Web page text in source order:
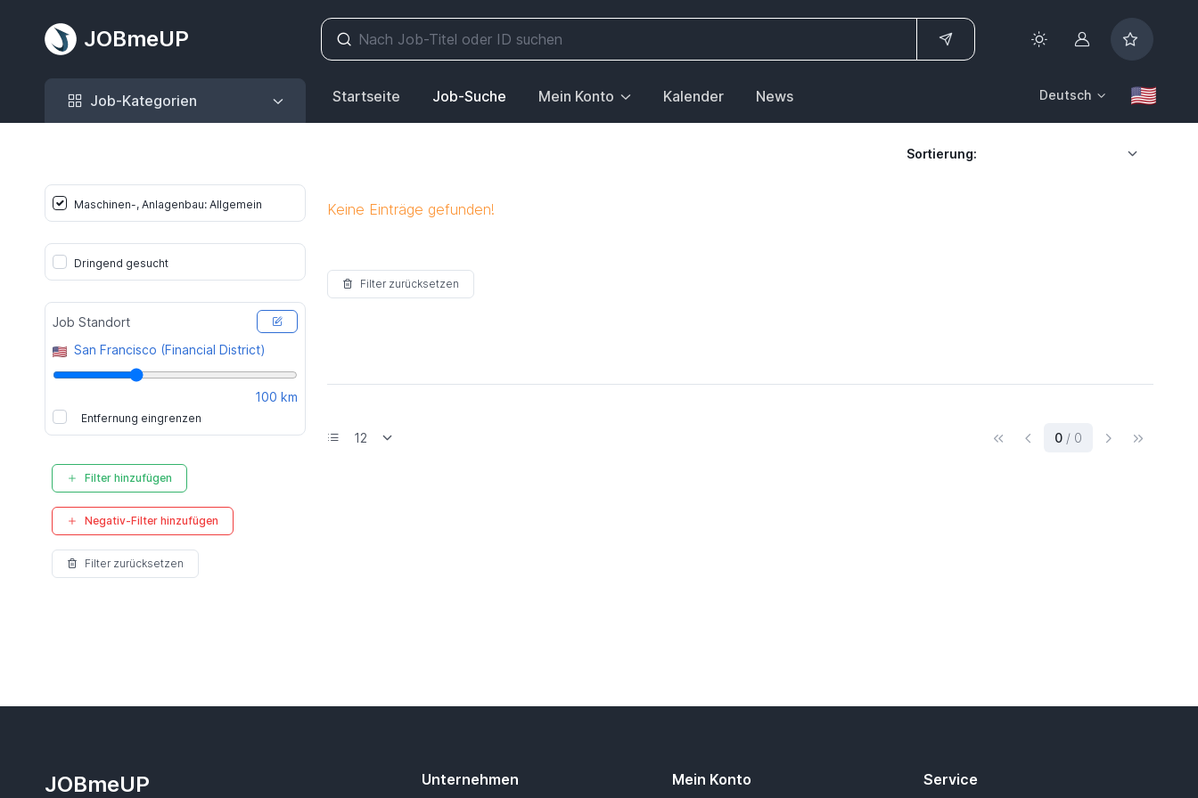
JOBmeUP Konto
Job-Kategorien
Job-Kategorien Startseite Job-Suche Mein Konto Kalender News Deutsch
Sortierung:
Maschinen-, Anlagenbau: Allgemein
Dringend gesucht
Job Standort
San Francisco (Financial District)
100 km
Entfernung eingrenzen
Filter hinzufügen
Negativ-Filter hinzufügen
Filter zurücksetzen
Keine Einträge gefunden!
Filter zurücksetzen
0 / 0 (current)
JOBmeUP Unternehmen Mein Konto Service